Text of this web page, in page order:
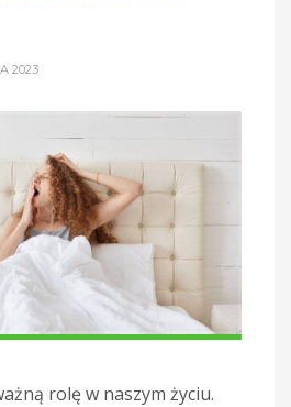
2023
rolę w naszym życiu.